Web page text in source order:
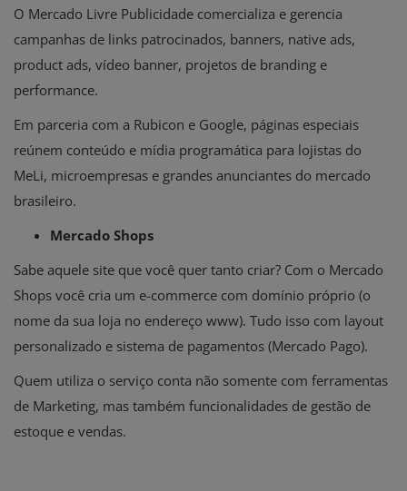
O Mercado Livre Publicidade comercializa e gerencia
campanhas de links patrocinados, banners, native ads,
product ads, vídeo banner, projetos de branding e
performance.
Em parceria com a Rubicon e Google, páginas especiais
reúnem conteúdo e mídia programática para lojistas do
MeLi, microempresas e grandes anunciantes do mercado
brasileiro.
Mercado Shops
Sabe aquele site que você quer tanto criar? Com o Mercado
Shops você cria um e-commerce com domínio próprio (o
nome da sua loja no endereço www). Tudo isso com layout
personalizado e sistema de pagamentos (Mercado Pago).
Quem utiliza o serviço conta não somente com ferramentas
de Marketing, mas também funcionalidades de gestão de
estoque e vendas.